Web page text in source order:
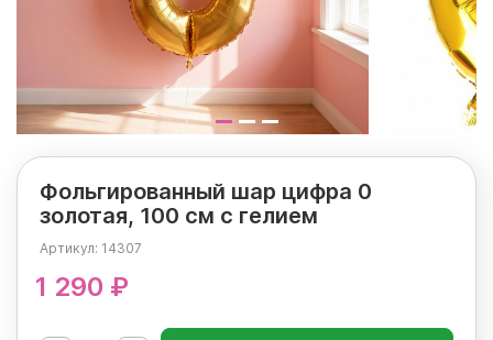
Фольгированный шар цифра 0
золотая, 100 см с гелием
Артикул: 14307
1 290 ₽